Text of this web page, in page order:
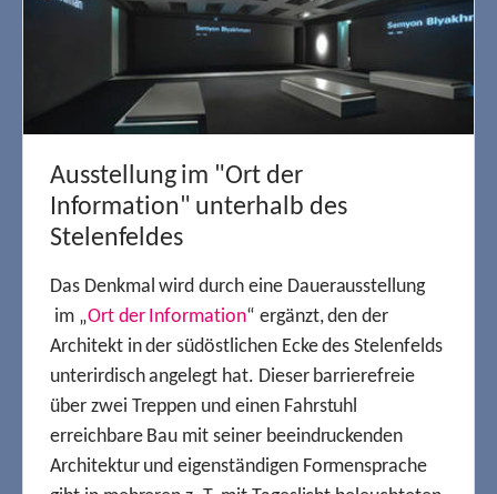
Ausstellung im "Ort der
Information" unterhalb des
Stelenfeldes
Das Denkmal wird durch eine Dauerausstellung
im „Ort der Information“ ergänzt, den der
Architekt in der südöstlichen Ecke des Stelenfelds
unterirdisch angelegt hat. Dieser barrierefreie
über zwei Treppen und einen Fahrstuhl
erreichbare Bau mit seiner beeindruckenden
Architektur und eigenständigen Formensprache